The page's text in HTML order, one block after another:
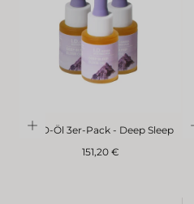
CBD-Öl 3er-Pack - Deep Sleep
Regulärer
151,20 €